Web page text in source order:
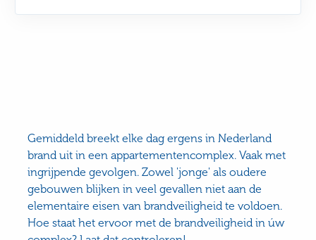
Gemiddeld breekt elke dag ergens in Nederland
brand uit in een appartementencomplex. Vaak met
ingrijpende gevolgen. Zowel 'jonge' als oudere
gebouwen blijken in veel gevallen niet aan de
elementaire eisen van brandveiligheid te voldoen.
Hoe staat het ervoor met de brandveiligheid in úw